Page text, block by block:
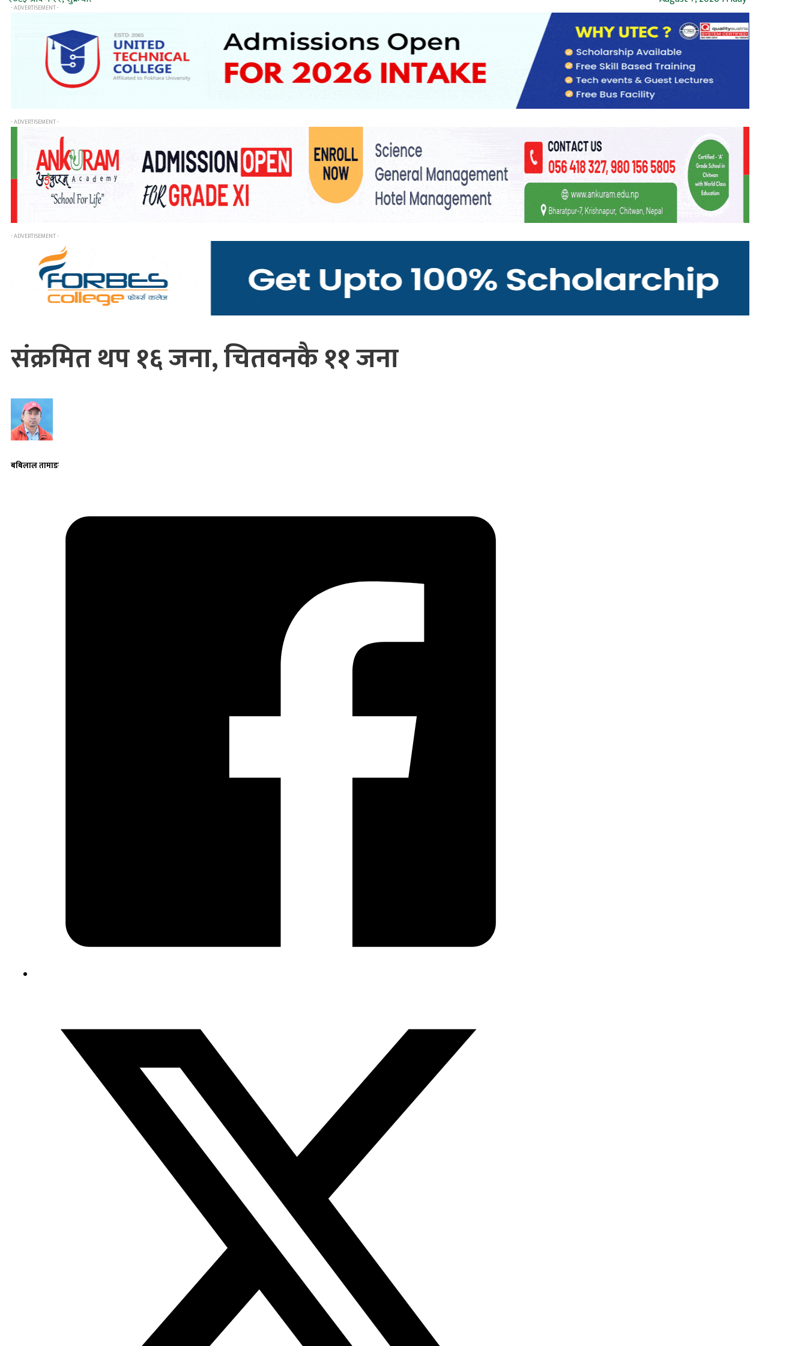
- ADVERTISEMENT -
- ADVERTISEMENT -
- ADVERTISEMENT -
संक्रमित थप १६ जना, चितवनकै ११ जना
बबिलाल तामाङ